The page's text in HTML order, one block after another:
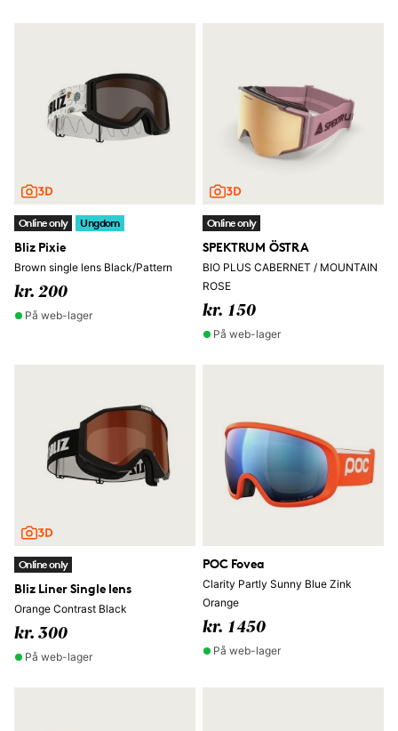
Online only Ungdom
Bliz Pixie
Brown single lens Black/Pattern
kr. 200
På web-lager
Online only
SPEKTRUM ÖSTRA
BIO PLUS CABERNET / MOUNTAIN
ROSE
kr. 150
På web-lager
Online only
Bliz Liner Single lens
Orange Contrast Black
kr. 300
På web-lager
POC Fovea
Clarity Partly Sunny Blue Zink
Orange
kr. 1450
På web-lager